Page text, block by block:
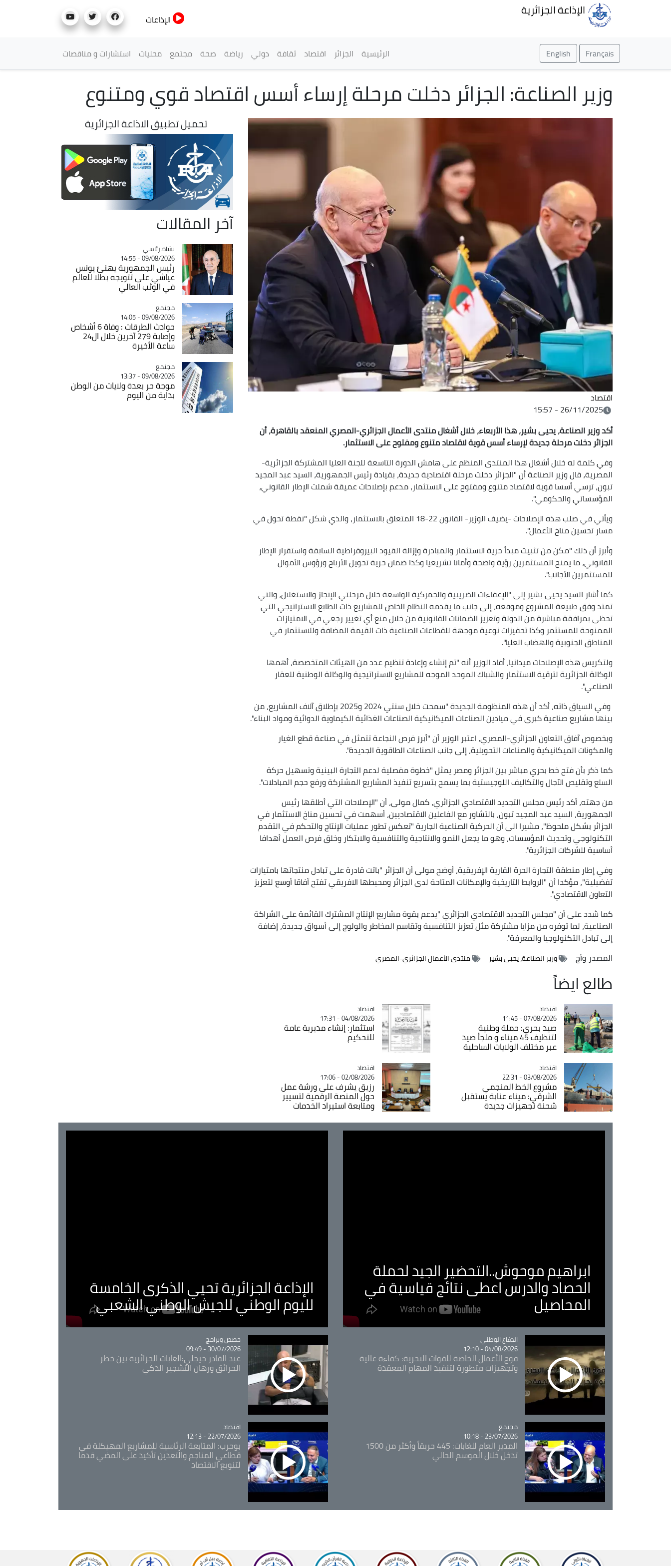
الإذاعة الجزائرية
الإذاعات
Français
English القائمة الرئيسية
الرئيسية الجزائر اقتصاد ثقافة دولي رياضة صحة مجتمع محليات استشارات و مناقصات
وزير الصناعة: الجزائر دخلت مرحلة إرساء أسس اقتصاد قوي ومتنوع
اقتصاد
26/11/2025 - 15:57
أكد وزير الصناعة، يحيى بشير، هذا الأربعاء، خلال أشغال منتدى الأعمال الجزائري-المصري المنعقد بالقاهرة، أن
الجزائر دخلت مرحلة جديدة لإرساء أسس قوية لاقتصاد متنوع ومفتوح على الاستثمار.
وفي كلمة له خلال أشغال هذا المنتدى المنظم على هامش الدورة التاسعة للجنة العليا المشتركة الجزائرية-
المصرية، قال وزير الصناعة أن "الجزائر دخلت مرحلة اقتصادية جديدة، بقيادة رئيس الجمهورية، السيد عبد المجيد
تبون، ترسي أسسا قوية لاقتصاد متنوع ومفتوح على الاستثمار، مدعم بإصلاحات عميقة شملت الإطار القانوني،
المؤسساتي والحكومي".
ويأتي في صلب هذه الإصلاحات -يضيف الوزير- القانون 22-18 المتعلق بالاستثمار، والذي شكل "نقطة تحول في
مسار تحسين مناخ الأعمال".
وأبرز أن ذلك "مكن من تثبيت مبدأ حرية الاستثمار والمبادرة وإزالة القيود البيروقراطية السابقة واستقرار الإطار
القانوني، ما يمنح المستثمرين رؤية واضحة وأمانا تشريعيا وكذا ضمان حرية تحويل الأرباح ورؤوس الأموال
للمستثمرين الأجانب".
كما أشار السيد يحيى بشير إلى "الإعفاءات الضريبية والجمركية الواسعة خلال مرحلتي الإنجاز والاستغلال، والتي
تمتد وفق طبيعة المشروع وموقعه، إلى جانب ما يقدمه النظام الخاص للمشاريع ذات الطابع الاستراتيجي التي
تحظى بمرافقة مباشرة من الدولة وتعزيز الضمانات القانونية من خلال منع أي تغيير رجعي في الامتيازات
الممنوحة للمستثمر وكذا تحفيزات نوعية موجهة للقطاعات الصناعية ذات القيمة المضافة وللاستثمار في
المناطق الجنوبية والهضاب العليا".
ولتكريس هذه الإصلاحات ميدانيا، أفاد الوزير أنه "تم إنشاء وإعادة تنظيم عدد من الهيئات المتخصصة، أهمها
الوكالة الجزائرية لترقية الاستثمار والشباك الموحد الموجه للمشاريع الاستراتيجية والوكالة الوطنية للعقار
الصناعي".
وفي السياق ذاته، أكد أن هذه المنظومة الجديدة "سمحت خلال سنتي 2024 و2025 بإطلاق آلاف المشاريع، من
بينها مشاريع صناعية كبرى في ميادين الصناعات الميكانيكية الصناعات الغذائية الكيماوية الدوائية ومواد البناء".
وبخصوص آفاق التعاون الجزائري-المصري، اعتبر الوزير أن "أبرز فرص النجاعة تتمثل في صناعة قطع الغيار
والمكونات الميكانيكية والصناعات التحويلية، إلى جانب الصناعات الطاقوية الجديدة".
كما ذكر بأن فتح خط بحري مباشر بين الجزائر ومصر يمثل "خطوة مفصلية لدعم التجارة البينية وتسهيل حركة
السلع وتقليص الآجال والتكاليف اللوجيستية بما يسمح بتسريع تنفيذ المشاريع المشتركة ورفع حجم المبادلات".
من جهته، أكد رئيس مجلس التجديد الاقتصادي الجزائري، كمال مولى، أن "الإصلاحات التي أطلقها رئيس
الجمهورية، السيد عبد المجيد تبون، بالتشاور مع الفاعلين الاقتصاديين، أسهمت في تحسين مناخ الاستثمار في
الجزائر بشكل ملحوظ"، مشيرا الى أن الحركية الصناعية الجارية "تعكس تطور عمليات الإنتاج والتحكم في التقدم
التكنولوجي وتحديث المؤسسات، وهو ما يجعل النمو والانتاجية والتنافسية والابتكار وخلق فرص العمل أهدافا
أساسية للشركات الجزائرية".
وفي إطار منطقة التجارة الحرة القارية الإفريقية، أوضح مولى أن الجزائر "باتت قادرة على تبادل منتجاتها بامتيازات
تفضيلية"، مؤكدا أن "الروابط التاريخية والإمكانات المتاحة لدى الجزائر ومحيطها الافريقي تفتح آفاقا أوسع لتعزيز
التعاون الاقتصادي".
كما شدد على أن "مجلس التجديد الاقتصادي الجزائري "يدعم بقوة مشاريع الإنتاج المشترك القائمة على الشراكة
الصناعية، لما توفره من مزايا مشتركة مثل تعزيز التنافسية وتقاسم المخاطر والولوج إلى أسواق جديدة، إضافة
إلى تبادل التكنولوجيا والمعرفة".
المصدر وأج وزير الصناعة، يحيى بشير منتدى الأعمال الجزائري-المصري
طالع ايضاً
Catégorie
اقتصاد
07/08/2026 - 11:45
صيد بحري: حملة وطنية
لتنظيف 45 ميناء و ملجأ صيد
عبر مختلف الولايات الساحلية
Catégorie
اقتصاد
04/08/2026 - 17:31
استثمار: إنشاء مديرية عامة
للتحكيم
Catégorie
اقتصاد
03/08/2026 - 22:31
مشروع الخط المنجمي
الشرقي: ميناء عنابة يستقبل
شحنة تجهيزات جديدة
Catégorie
اقتصاد
02/08/2026 - 17:06
رزيق يشرف على ورشة عمل
حول المنصة الرقمية لتسيير
ومتابعة استيراد الخدمات
تحميل تطبيق الاذاعة الجزائرية
آخر المقالات
Catégorie
نشاط رئاسي
09/08/2026 - 14:55
رئيس الجمهورية يهنئ يونس
عياشي على تتويجه بطلا للعالم
في الوثب العالي
Catégorie
مجتمع
09/08/2026 - 14:05
حوادث الطرقات : وفاة 6 أشخاص
وإصابة 279 آخرين خلال ال24
ساعة الأخيرة
Catégorie
مجتمع
09/08/2026 - 13:37
موجة حر بعدة ولايات من الوطن
بداية من اليوم
ابراهيم موحوش..التحضير الجيد لحملة
الحصاد والدرس اعطى نتائج قياسية في
المحاصيل
الإذاعة الجزائرية تحيي الذكرى الخامسة
لليوم الوطني للجيش الوطني الشعبي
Catégorie
الدفاع الوطني
04/08/2026 - 12:10
فوج الأعمال الخاصة للقوات البحرية: كفاءة عالية
وتجهيزات متطورة لتنفيذ المهام المعقدة
Catégorie
حصص وبرامج
30/07/2026 - 09:49
عبد القادر جيجلي:الغابات الجزائرية بين خطر
الحرائق ورهان التشجير الذكي
Catégorie
مجتمع
23/07/2026 - 10:18
المدير العام للغابات: 445 حريقاً وأكثر من 1500
تدخل خلال الموسم الحالي
Catégorie
اقتصاد
22/07/2026 - 12:13
بوحرب: المتابعة الرئاسية للمشاريع المهيكلة في
قطاعي المناجم والتعدين تأكيد على المضي قدما
لتنويع الاقتصاد